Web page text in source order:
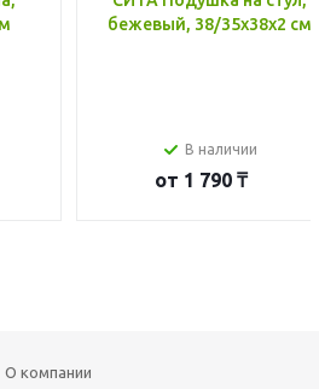
бежевый, 38/35x38x2 см
В наличии
от 1 790 ₸
О компании